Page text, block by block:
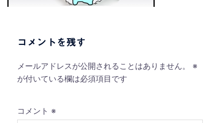
コメントを残す
メールアドレスが公開されることはありません。
※
が付いている欄は必須項目です
コメント ※